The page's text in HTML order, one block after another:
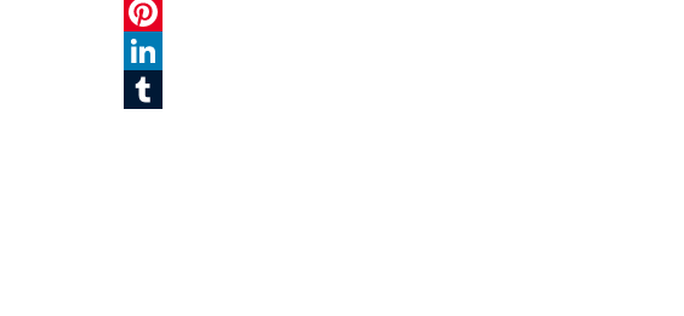
Twitter
Pinterest
LinkedIn